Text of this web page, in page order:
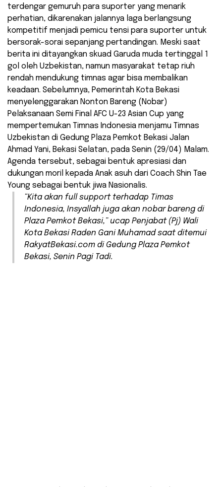
terdengar gemuruh para suporter yang menarik
perhatian, dikarenakan jalannya laga berlangsung
kompetitif menjadi pemicu tensi para suporter untuk
bersorak-sorai sepanjang pertandingan. Meski saat
berita ini ditayangkan skuad Garuda muda tertinggal 1
gol oleh Uzbekistan, namun masyarakat tetap riuh
rendah mendukung timnas agar bisa membalikan
keadaan. Sebelumnya, Pemerintah Kota Bekasi
menyelenggarakan Nonton Bareng (Nobar)
Pelaksanaan Semi Final AFC U-23 Asian Cup yang
mempertemukan Timnas Indonesia menjamu Timnas
Uzbekistan di Gedung Plaza Pemkot Bekasi Jalan
Ahmad Yani, Bekasi Selatan, pada Senin (29/04) Malam.
Agenda tersebut, sebagai bentuk apresiasi dan
dukungan moril kepada Anak asuh dari Coach Shin Tae
Young sebagai bentuk jiwa Nasionalis.
“Kita akan full support terhadap Timas
Indonesia, Insyallah juga akan nobar bareng di
Plaza Pemkot Bekasi,” ucap Penjabat (Pj) Wali
Kota Bekasi Raden Gani Muhamad saat ditemui
RakyatBekasi.com di Gedung Plaza Pemkot
Bekasi, Senin Pagi Tadi.